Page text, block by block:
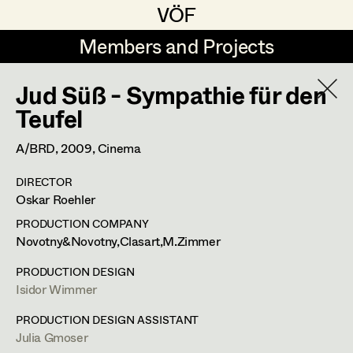
VÖF
VÖF
Members and Projects
Members and Projects
DE EN HOME
Art Department
Costume Department
Retired Members
Honorary Members
Sabine Koechert
Michaela Kovacs
Werner Otto
Herta Pischinger-Hareiter
Anna Reschl
Rudolf Schneider-Manns-Au
Herwig Schretter
Isidor Wimmer
In Memoriam
PRODUCTION DESIGN
S. Ruzowitzky, Cinema
2016 Endabrechnung
2015 Tatort - Sternschnuppe
M. Riebl, TV
Jud Süß - Sympathie für den
Teufel
A/BRD,2009, Cinema
DIRECTOR
Oskar Roehler
PRODUCTION COMPANY
Novotny&Novotny,Clasart,M.Zimmer
PRODUCTION DESIGN
Isidor Wimmer
PRODUCTION DESIGN ASSISTANT
Julia Gmoser